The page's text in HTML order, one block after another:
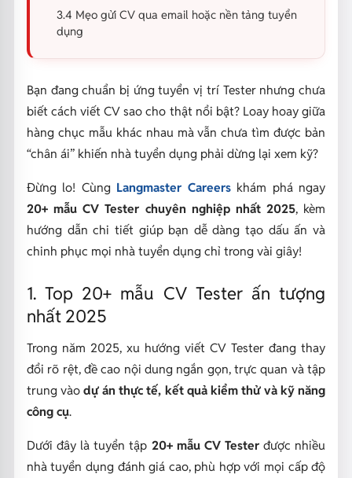
3.4 Mẹo gửi CV qua email hoặc nền tảng tuyển
dụng
Bạn đang chuẩn bị ứng tuyển vị trí Tester nhưng chưa
biết cách viết CV sao cho thật nổi bật? Loay hoay giữa
hàng chục mẫu khác nhau mà vẫn chưa tìm được bản
“chân ái” khiến nhà tuyển dụng phải dừng lại xem kỹ?
Đừng lo! Cùng Langmaster Careerskhám phá ngay
20+ mẫu CV Tester chuyên nghiệp nhất 2025, kèm
hướng dẫn chi tiết giúp bạn dễ dàng tạo dấu ấn và
chinh phục mọi nhà tuyển dụng chỉ trong vài giây!
1. Top 20+ mẫu CV Tester ấn tượng
nhất 2025
Trong năm 2025, xu hướng viết CV Tester đang thay
đổi rõ rệt, đề cao nội dung ngắn gọn, trực quan và tập
trung vàodự án thực tế, kết quả kiểm thử và kỹ năng
công cụ.
Dưới đây là tuyển tập 20+ mẫu CV Testerđược nhiều
nhà tuyển dụng đánh giá cao, phù hợp với mọi cấp độ